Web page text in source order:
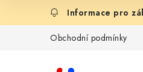
Obchodní podmínky